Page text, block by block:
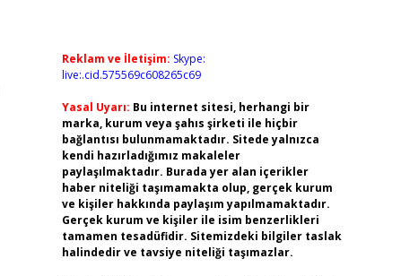
Reklam ve İletişim: Skype:
live:.cid.575569c608265c69
Yasal Uyarı: Bu internet sitesi, herhangi bir
marka, kurum veya şahıs şirketi ile hiçbir
bağlantısı bulunmamaktadır. Sitede yalnızca
kendi hazırladığımız makaleler
paylaşılmaktadır. Burada yer alan içerikler
haber niteliği taşımamakta olup, gerçek kurum
ve kişiler hakkında paylaşım yapılmamaktadır.
Gerçek kurum ve kişiler ile isim benzerlikleri
tamamen tesadüfidir. Sitemizdeki bilgiler taslak
halindedir ve tavsiye niteliği taşımazlar.